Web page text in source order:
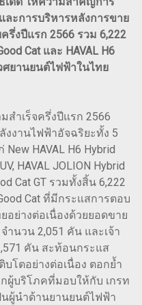
ะการบริหารหลังการขาย
รึ่งปีแรก 2566 รวม 6,222
Cat และ HAVAL H6
ยานยนต์ไฟฟ้าในไทย
สำเร็จครึ่งปีแรก 2566
งานไฟฟ้าอัจฉริยะทั้ง 5
HAVAL H6 Hybrid
HAVAL JOLION Hybrid
Cat GT รวมทั้งสิ้น 6,222
Cat ที่มีกระแสการตอบ
ย่างต่อเนื่องด้วยยอดขาย
ำนวน 2,051 คัน และเจ้า
คัน สะท้อนกระแส
โตอย่างต่อเนื่อง ตอกย้ำ
ผู้บริโภคที่มอบให้กับ เกรท
ผู้นำด้านยานยนต์ไฟฟ้า